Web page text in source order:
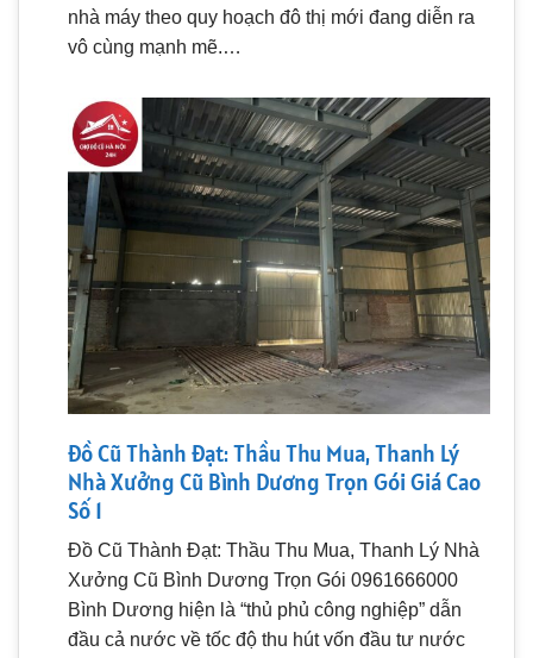
nhà máy theo quy hoạch đô thị mới đang diễn ra
vô cùng mạnh mẽ.…
Đồ Cũ Thành Đạt: Thầu Thu Mua, Thanh Lý
Nhà Xưởng Cũ Bình Dương Trọn Gói Giá Cao
Số 1
Đồ Cũ Thành Đạt: Thầu Thu Mua, Thanh Lý Nhà
Xưởng Cũ Bình Dương Trọn Gói 0961666000
Bình Dương hiện là “thủ phủ công nghiệp” dẫn
đầu cả nước về tốc độ thu hút vốn đầu tư nước